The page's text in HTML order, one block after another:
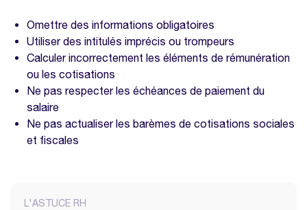
Omettre des informations obligatoires
Utiliser des intitulés imprécis ou trompeurs
Calculer incorrectement les éléments de rémunération
ou les cotisations
Ne pas respecter les échéances de paiement du
salaire
Ne pas actualiser les barèmes de cotisations sociales
et fiscales
L'ASTUCE RH